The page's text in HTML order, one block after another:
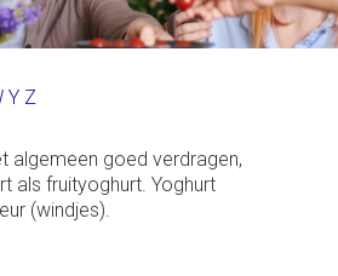
Y Z
algemeen goed verdragen,
als fruityoghurt. Yoghurt
(windjes).